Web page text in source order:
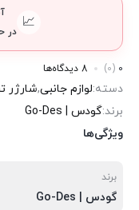
📈
در
0
(0) 8 دیدگاه‌ها
دسته:لوازم جانبی,شارژر
برند:گودس | Go-Des
ویژگی‌ها
برند
گودس | Go-Des